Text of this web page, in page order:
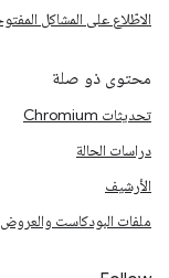
الاطّلاع على المشاكل
محتوى ذو صلة
تحديثات Chromium
دراسات الحالة
الأرشيف
ملفات البودكاست والعروض